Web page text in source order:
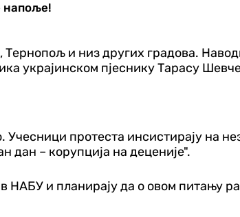
напоље!
и низ других градова.
украјинском пјеснику Тарасу
Учесници протеста инсистирају на
дан – корупција на деценије".
и планирају да о овом питању